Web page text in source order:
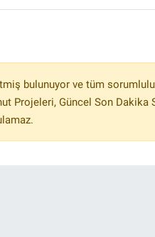
bulunuyor ve tüm
Projeleri, Güncel Son Dakika